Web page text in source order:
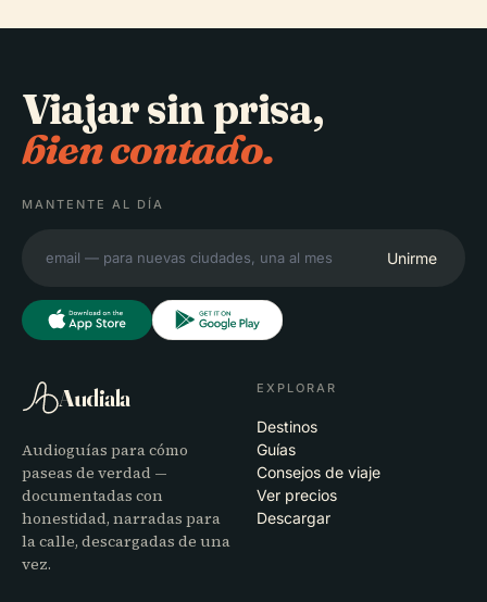
Viajar sin prisa,
bien contado.
MANTENTE AL DÍA
Unirme
Audiala
Audioguías para cómo
paseas de verdad —
documentadas con
honestidad, narradas para
la calle, descargadas de una
vez.
EXPLORAR
Destinos
Guías
Consejos de viaje
Ver precios
Descargar